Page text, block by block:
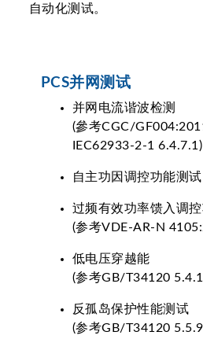
自动化测试。
PCS并网测试
并网电流谐波检测
(參考CGC/
IEC62933-2-1 6.4.7.1)
自主功因调控功能测试
过频有效功率馈入调
(参考VDE-AR-N
低电压穿越能
(参考GB/T34120
反孤岛保护性能测试
(参考GB/T34120